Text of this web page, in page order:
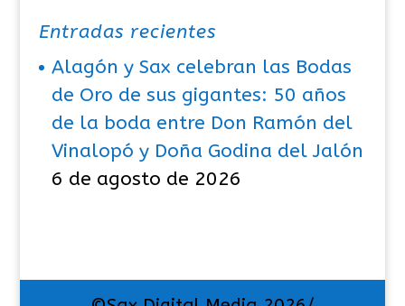
Entradas recientes
Alagón y Sax celebran las Bodas
de Oro de sus gigantes: 50 años
de la boda entre Don Ramón del
Vinalopó y Doña Godina del Jalón
6 de agosto de 2026